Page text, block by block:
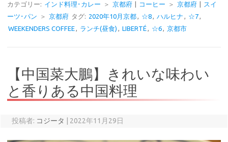
カテゴリー: インド料理･カレー ＞ 京都府 コーヒー ＞ 京都府
スイ
ーツ･パン
＞ 京都府 タグ: 2020年10月京都, ☆8, ハルヒナ , ☆7,
WEEKENDERS COFFEE, ランチ(昼食) , LIBERTÉ, ☆6, 京都市
【中国菜大鵬】きれいな味わい
と香りある中国料理
投稿者: コジータ 2022年11月29日